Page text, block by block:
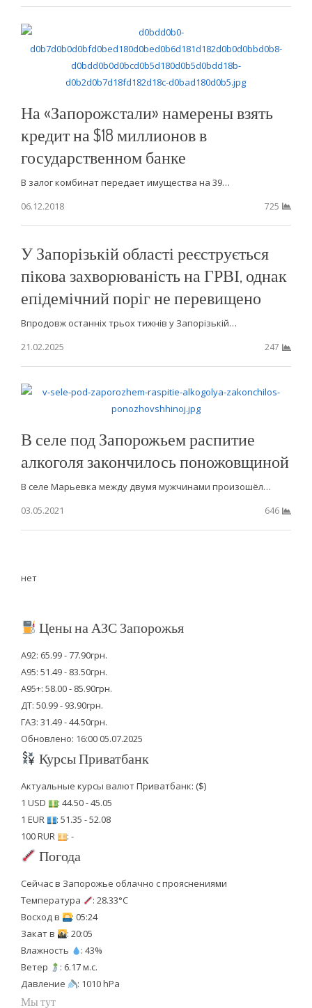
На «Запорожстали» намерены взять
кредит на $18 миллионов в
государственном банке
В залог комбинат передает имущества на 39…
06.12.2018
725
У Запорізькій області реєструється
пікова захворюваність на ГРВІ, однак
епідемічний поріг не перевищено
Впродовж останніх трьох тижнів у Запорізькій…
21.02.2025
247
В селе под Запорожьем распитие
алкоголя закончилось поножовщиной
В селе Марьевка между двумя мужчинами произошёл…
03.05.2021
646
нет
Цены на АЗС Запорожья
А92: 65.99 - 77.90грн.
А95: 51.49 - 83.50грн.
А95+: 58.00 - 85.90грн.
ДТ: 50.99 - 93.90грн.
ГАЗ: 31.49 - 44.50грн.
Обновлено: 16:00 05.07.2025
Курсы Приватбанк
Актуальные курсы валют Приватбанк: ($)
1 USD
: 44.50 - 45.05
1 EUR
: 51.35 - 52.08
100 RUR
: -
Погода
Сейчас в Запорожье облачно с прояснениями
Температура
: 28.33°C
Восход в
: 05:24
Закат в
: 20:05
Влажность
: 43%
Ветер
: 6.17 м.с.
Давление
: 1010 hPa
Мы тут